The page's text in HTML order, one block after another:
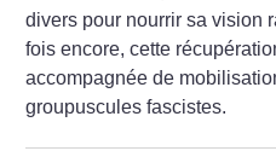
divers pour nourrir sa vision
fois encore, cette
accompagnée de
groupuscules fascistes.